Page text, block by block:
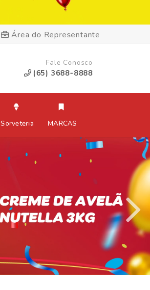
Área do Representante
Fale Conosco
(65) 3688-8888
Sorveteria MARCAS